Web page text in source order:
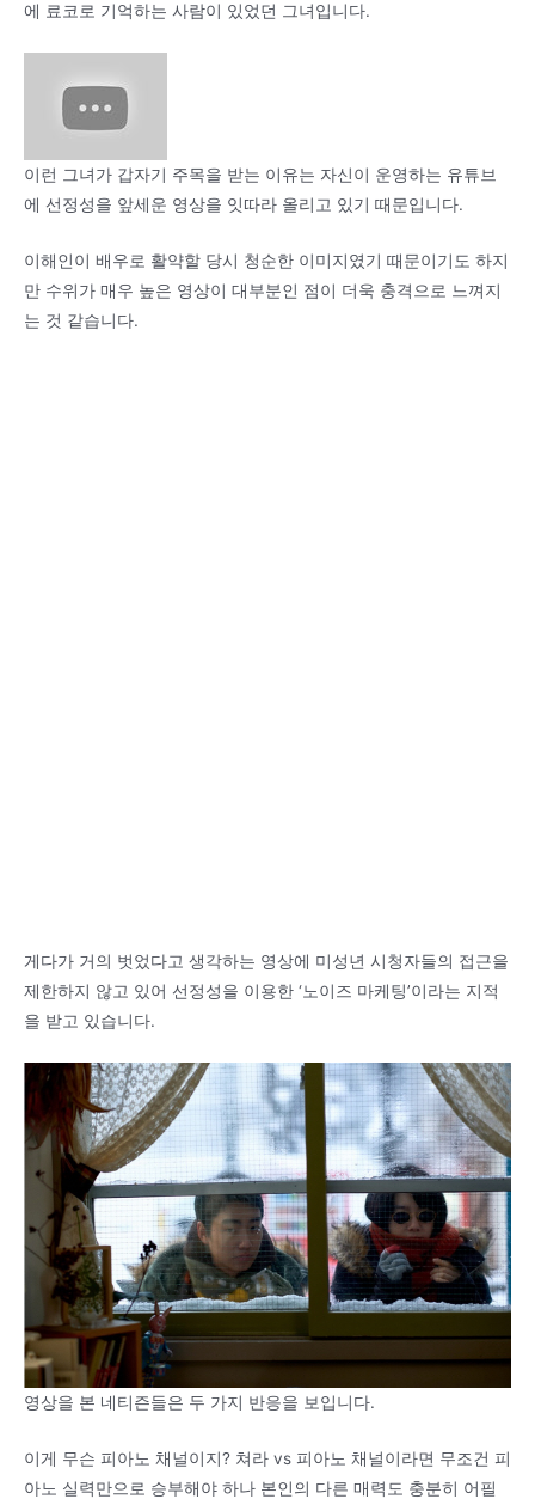
에 료코로 기억하는 사람이 있었던 그녀입니다.
이런 그녀가 갑자기 주목을 받는 이유는 자신이 운영하는 유튜브
에 선정성을 앞세운 영상을 잇따라 올리고 있기 때문입니다.
이해인이 배우로 활약할 당시 청순한 이미지였기 때문이기도 하지
만 수위가 매우 높은 영상이 대부분인 점이 더욱 충격으로 느껴지
는 것 같습니다.
게다가 거의 벗었다고 생각하는 영상에 미성년 시청자들의 접근을
제한하지 않고 있어 선정성을 이용한 ‘노이즈 마케팅’이라는 지적
을 받고 있습니다.
영상을 본 네티즌들은 두 가지 반응을 보입니다.
이게 무슨 피아노 채널이지? 쳐라 vs 피아노 채널이라면 무조건 피
아노 실력만으로 승부해야 하나 본인의 다른 매력도 충분히 어필